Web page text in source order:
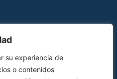
su experiencia de
o contenidos